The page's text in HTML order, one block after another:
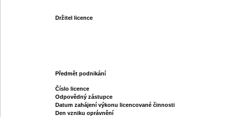
Držitel licence
Předmět podnikání
Číslo licence
Odpovědný zástupce
Datum zahájení výkonu licencované činnosti
Den vzniku oprávnění